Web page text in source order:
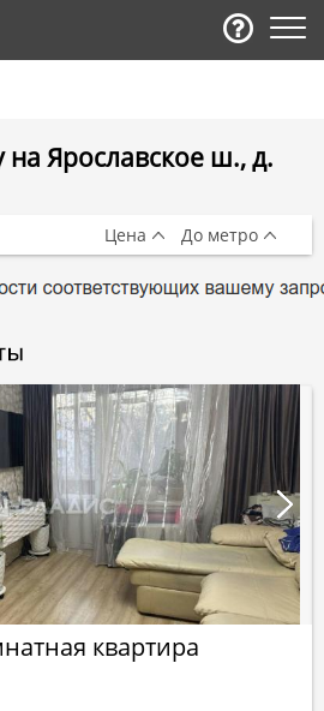
на Ярославское ш., д.
квартира
Цена До метро